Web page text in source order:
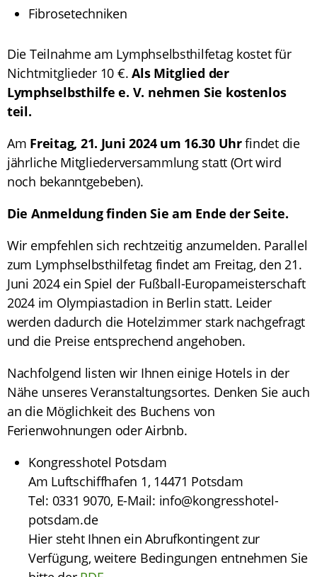
Fibrosetechniken
Die Teilnahme am Lymphselbsthilfetag kostet für
Nichtmitglieder 10 €.Als Mitglied der
Lymphselbsthilfe e. V. nehmen Sie kostenlos
teil.
Am Freitag, 21. Juni 2024 um 16.30 Uhrfindet die
jährliche Mitgliederversammlung statt (Ort wird
noch bekanntgebeben).
Die Anmeldung finden Sie am Ende der Seite.
Wir empfehlen sich rechtzeitig anzumelden. Parallel
zum Lymphselbsthilfetag findet am Freitag, den 21.
Juni 2024 ein Spiel der Fußball-Europameisterschaft
2024 im Olympiastadion in Berlin statt. Leider
werden dadurch die Hotelzimmer stark nachgefragt
und die Preise entsprechend angehoben.
Nachfolgend listen wir Ihnen einige Hotels in der
Nähe unseres Veranstaltungsortes. Denken Sie auch
an die Möglichkeit des Buchens von
Ferienwohnungen oder Airbnb.
Kongresshotel Potsdam
Am Luftschiffhafen 1, 14471 Potsdam
Tel: 0331 9070, E-Mail: info@kongresshotel-
potsdam.de
Hier steht Ihnen ein Abrufkontingent zur
Verfügung, weitere Bedingungen entnehmen Sie